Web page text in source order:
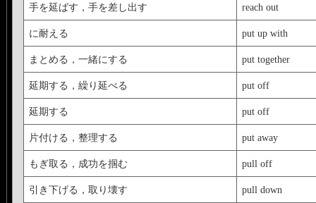
手を延ばす，手を差し出す reach out
に耐える put up with
まとめる，一緒にする put together
延期する，繰り延べる put off
延期する put off
片付ける，整理する put away
もぎ取る，成功を掴む pull off
引き下げる，取り壊す pull down